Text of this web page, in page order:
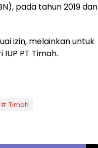
pada tahun 2019 dan
izin, melainkan untuk
PT Timah.
Timah